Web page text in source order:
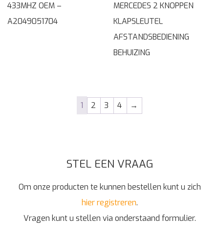
433MHZ OEM –
A2049051704
MERCEDES 2 KNOPPEN
KLAPSLEUTEL
AFSTANDSBEDIENING
BEHUIZING
1 2 3 4 →
STEL EEN VRAAG
Om onze producten te kunnen bestellen kunt u zich
hier registreren.
Vragen kunt u stellen via onderstaand formulier.